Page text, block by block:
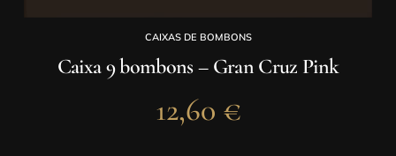
CAIXAS DE BOMBONS
Caixa 9 bombons – Gran Cruz Pink
12,60 €